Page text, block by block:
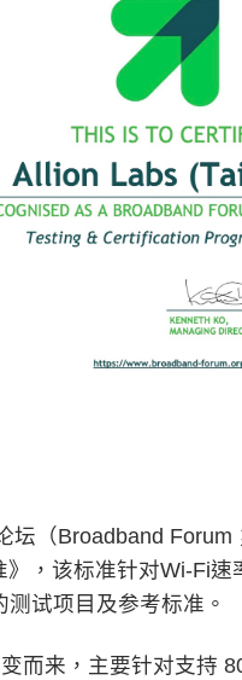
坛（Broadband
》，该标准针对Wi-Fi
试项目及参考标准。
而来，主要针对支持